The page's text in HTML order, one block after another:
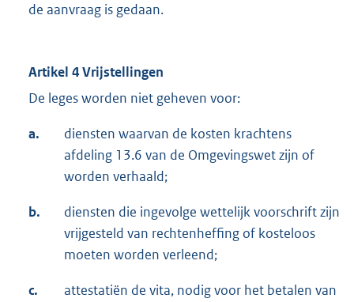
de aanvraag is gedaan.
Artikel 4 Vrijstellingen
De leges worden niet geheven voor:
a.
diensten waarvan de kosten krachtens
afdeling 13.6 van de Omgevingswet zijn of
worden verhaald;
b.
diensten die ingevolge wettelijk voorschrift zijn
vrijgesteld van rechtenheffing of kosteloos
moeten worden verleend;
c.
attestatiën de vita, nodig voor het betalen van